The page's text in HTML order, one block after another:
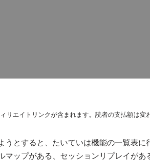
エイトリンクが含まれます。読者の支払額は変
うとすると、たいていは機能の一覧表に
マップがある、セッションリプレイが